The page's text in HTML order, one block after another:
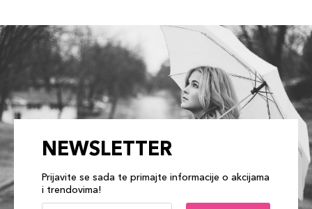
NEWSLETTER
Prijavite se sada te primajte informacije o akcijama
i trendovima!